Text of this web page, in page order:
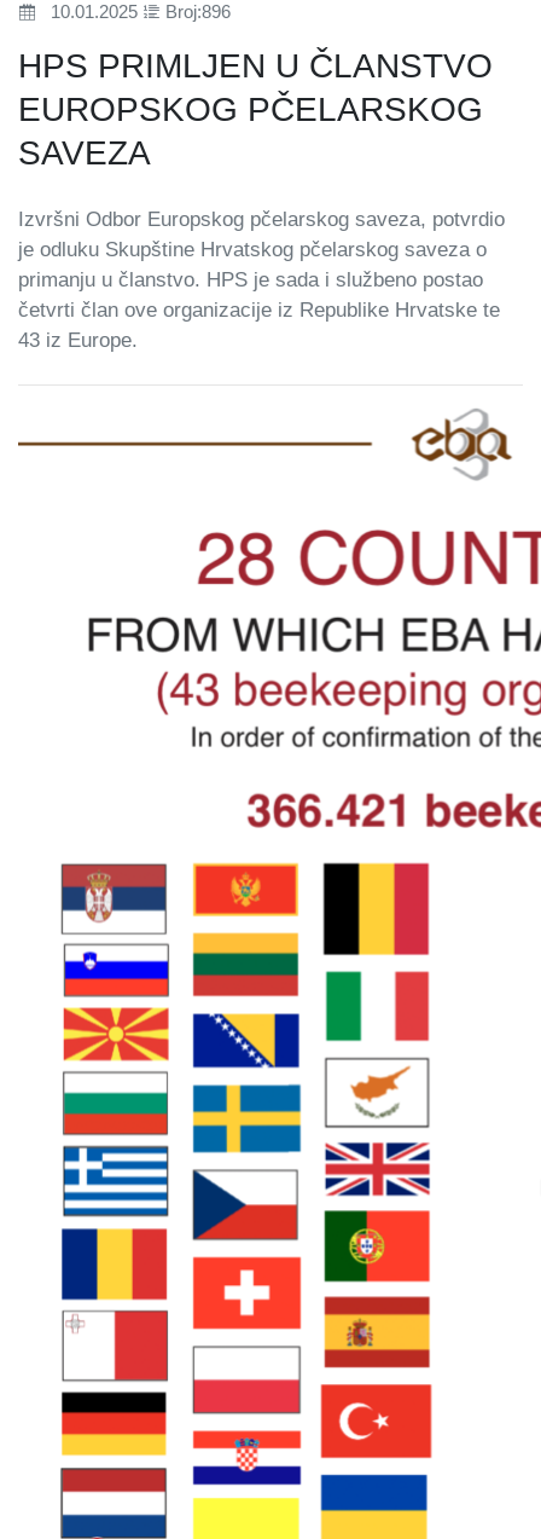
10.01.2025 Broj:896
HPS PRIMLJEN U ČLANSTVO
EUROPSKOG PČELARSKOG
SAVEZA
Izvršni Odbor Europskog pčelarskog saveza, potvrdio
je odluku Skupštine Hrvatskog pčelarskog saveza o
primanju u članstvo. HPS je sada i službeno postao
četvrti član ove organizacije iz Republike Hrvatske te
43 iz Europe.